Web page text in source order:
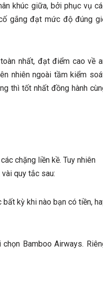
khúc giữa, bởi phục vụ
gắng đạt mức độ đúng
nhất, đạt điểm cao về
nhiên ngoài tầm kiểm
thì tốt nhất đồng hành
chặng liền kề. Tuy nhiên
quy tắc sau:
kỳ khi nào bạn có tiền,
Bamboo Airways.